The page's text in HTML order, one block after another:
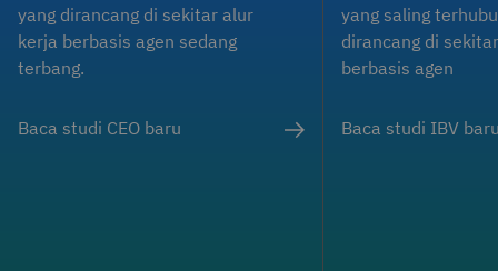
yang dirancang di sekitar alur
kerja berbasis agen sedang
terbang.
Baca studi CEO baru
yang saling
dirancang di
berbasis agen
Baca studi IBV